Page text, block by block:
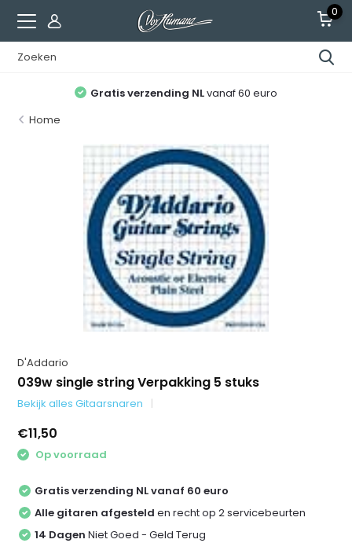
0
Gratis verzending NLvanaf 60 euro
Home
D'Addario
039w single string Verpakking 5 stuks
Bekijk alles Gitaarsnaren
€11,50
Op voorraad
Gratis verzending NL vanaf 60 euro
Alle gitaren afgesteld en recht op 2 servicebeurten
14 Dagen Niet Goed - Geld Terug